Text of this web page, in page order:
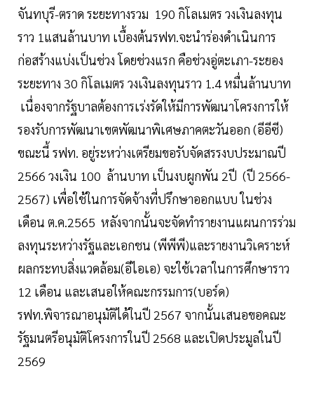
จันทบุรี-ตราด ระยะทางรวม 190 กิโลเมตร วงเงินลงทุน
ราว 1แสนล้านบาท เบื้องต้นรฟท.จะนำร่องดำเนินการ
ก่อสร้างแบ่งเป็นช่วง โดยช่วงแรก คือช่วงอู่ตะเภา-ระยอง
ระยะทาง 30 กิโลเมตร วงเงินลงทุนราว 1.4 หมื่นล้านบาท
เนื่องจากรัฐบาลต้องการเร่งรัดให้มีการพัฒนาโครงการให้
รองรับการพัฒนาเขตพัฒนาพิเศษภาคตะวันออก (อีอีซี)
ขณะนี้ รฟท. อยู่ระหว่างเตรียมขอรับจัดสรรงบประมาณปี
2566 วงเงิน 100 ล้านบาท เป็นงบผูกพัน 2ปี (ปี 2566-
2567) เพื่อใช้ในการจัดจ้างที่ปรึกษาออกแบบ ในช่วง
เดือน ต.ค.2565 หลังจากนั้นจะจัดทำรายงานแผนการร่วม
ลงทุนระหว่างรัฐและเอกชน (พีพีพี)และรายงานวิเคราะห์
ผลกระทบสิ่งแวดล้อม(อีไอเอ) จะใช้เวลาในการศึกษาราว
12 เดือน และเสนอให้คณะกรรมการ(บอร์ด)
รฟท.พิจารณาอนุมัติได้ในปี 2567 จากนั้นเสนอขอคณะ
รัฐมนตรีอนุมัติโครงการในปี 2568 และเปิดประมูลในปี
2569